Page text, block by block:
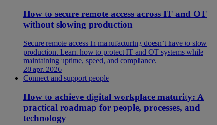
How to secure remote access across IT and OT
without slowing production
Secure remote access in manufacturing doesn’t have to slow
production. Learn how to protect IT and OT systems while
maintaining uptime, speed, and compliance.
28 apr. 2026
Connect and support people
How to achieve digital workplace maturity: A
practical roadmap for people, processes, and
technology